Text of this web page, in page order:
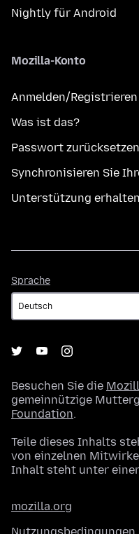
Nightly für Android
Mozilla-Konto
Anmelden/Registrieren
Was ist das?
Passwort zurücksetzen
Synchronisieren Sie
Unterstützung erhalten
Sprache
Besuchen Sie die
gemeinnützige
Foundation.
Teile dieses Inhalts
von einzelnen
Inhalt steht unter einer
mozilla.org